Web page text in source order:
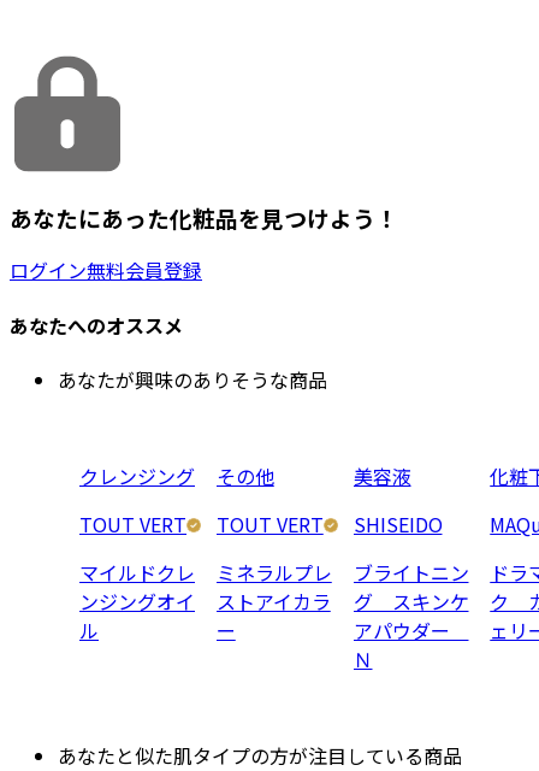
あなたにあった化粧品を見つけよう！
ログイン無料会員登録
あなたへのオススメ
あなたが興味のありそうな商品
クレンジング
TOUT VERT
マイルドクレ
ンジングオイ
ル
その他
TOUT VERT
ミネラルプレ
ストアイカラ
ー
美容液
SHISEIDO
ブライトニン
グ スキンケ
アパウダー
Ｎ
化粧
ドラ
ク
ェ
あなたと似た肌タイプの方が注目している商品